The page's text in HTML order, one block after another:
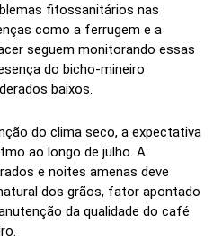
fitossanitários nas
como a ferrugem e a
seguem monitorando essas
do bicho-mineiro
baixos.
do clima seco, a expectativa
ao longo de julho. A
e noites amenas deve
dos grãos, fator apontado
da qualidade do café